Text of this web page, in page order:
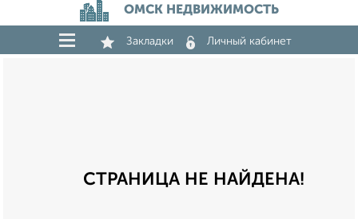
ОМСК НЕДВИЖИМОСТЬ
Закладки Личный кабинет
СТРАНИЦА НЕ НАЙДЕНА!